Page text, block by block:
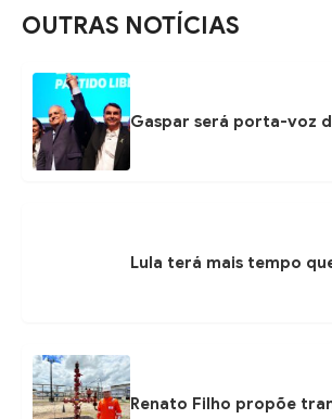
OUTRAS NOTÍCIAS
Gaspar será porta-voz
Lula terá mais tempo
Renato Filho propõe